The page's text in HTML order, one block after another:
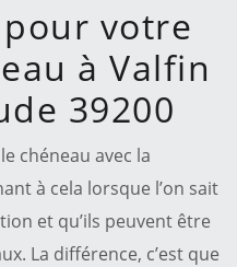
votre
à Valfin
39200
chéneau avec la
à cela lorsque l’on sait
et qu’ils peuvent être
La différence, c’est que